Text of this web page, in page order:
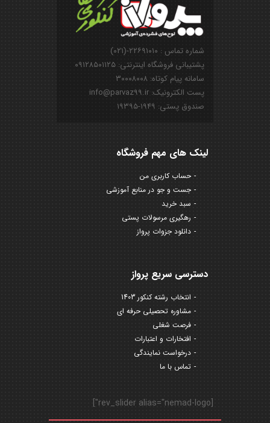
شماره تماس : ۲۲۶۹۱۰۱۰-(۰۲۱)
پشتیبانی فروشگاه اینترنتی: ۰۹۱۲۸۵۰۱۱۲۵
سامانه پیام کوتاه: ۳۰۰۰۸۰۰۸
پست الکترونیک: info@parvaz99.ir
صندوق پستی: ۱۹۴۹-۱۹۳۹۵
لینک های مهم فروشگاه
حساب کاربری من
جست و جو در منابع آموزشی
سبد خرید
رهگیری مرسولات پستی
دانلود جزوات پرواز
دسترسی سریع پرواز
انتخاب رشته کنکور 1403
مشاوره تحصیلی حرفه ای
فرصت شغلی
افتخارات و اعتبارات
درخواست نمایندگی
تماس با ما
[rev_slider alias="nemad-logo"]